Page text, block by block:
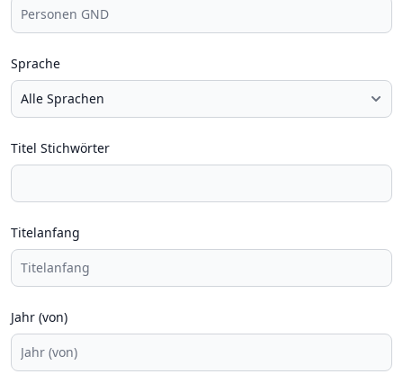
Sprache
Titel Stichwörter
Titelanfang
Jahr (von)